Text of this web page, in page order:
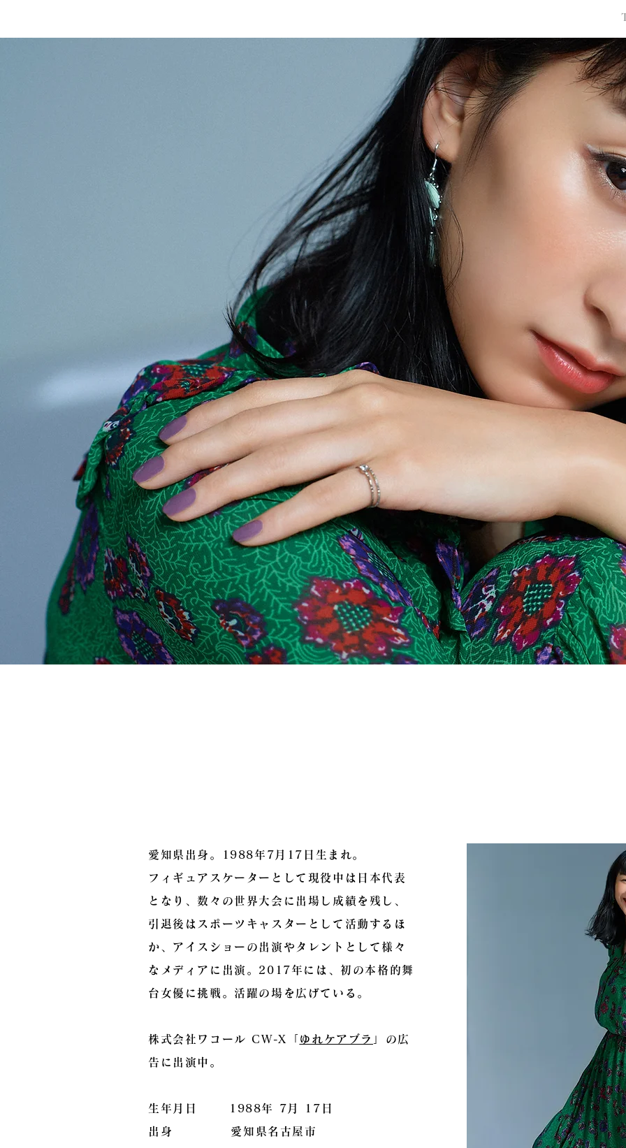
Mai
浅田 舞 オフィシャルサイト
愛知県出身。1988年7月17日生まれ。
フィギュアスケーターとして現役中は日本代表
となり、数々の世界大会に出場し成績を残し、
引退後はスポーツキャスターとして活動するほ
か、アイスショーの出演やタレントとして様々
なメディアに出演。2017年には、初の本格的舞
台女優に挑戦。活躍の場を広げている。
株式会社ワコール CW-X「 ゆれケアブラ 」の広
告に出演中。
生年月日 1988年 7月 17日
出身 愛知県名古屋市